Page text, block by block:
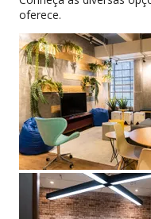
oferece.